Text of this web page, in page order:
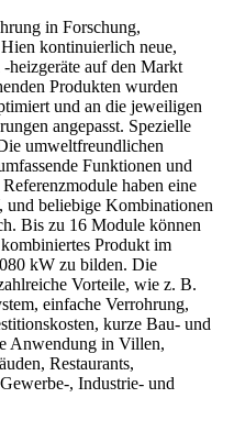
in Forschung,
kontinuierlich neue,
auf den Markt
Produkten wurden
und an die jeweiligen
angepasst. Spezielle
umweltfreundlichen
Funktionen und
haben eine
beliebige Kombinationen
Bis zu 16 Module können
Produkt im
kW zu bilden. Die
Vorteile, wie z. B.
einfache Verrohrung,
kurze Bau- und
Anwendung in Villen,
Restaurants,
, Industrie- und